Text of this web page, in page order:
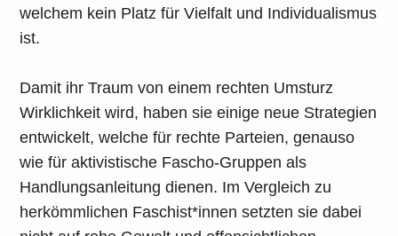
welchem kein Platz für Vielfalt und Individualismus
ist.
Damit ihr Traum von einem rechten Umsturz
Wirklichkeit wird, haben sie einige neue Strategien
entwickelt, welche für rechte Parteien, genauso
wie für aktivistische Fascho-Gruppen als
Handlungsanleitung dienen. Im Vergleich zu
herkömmlichen Faschist*innen setzten sie dabei